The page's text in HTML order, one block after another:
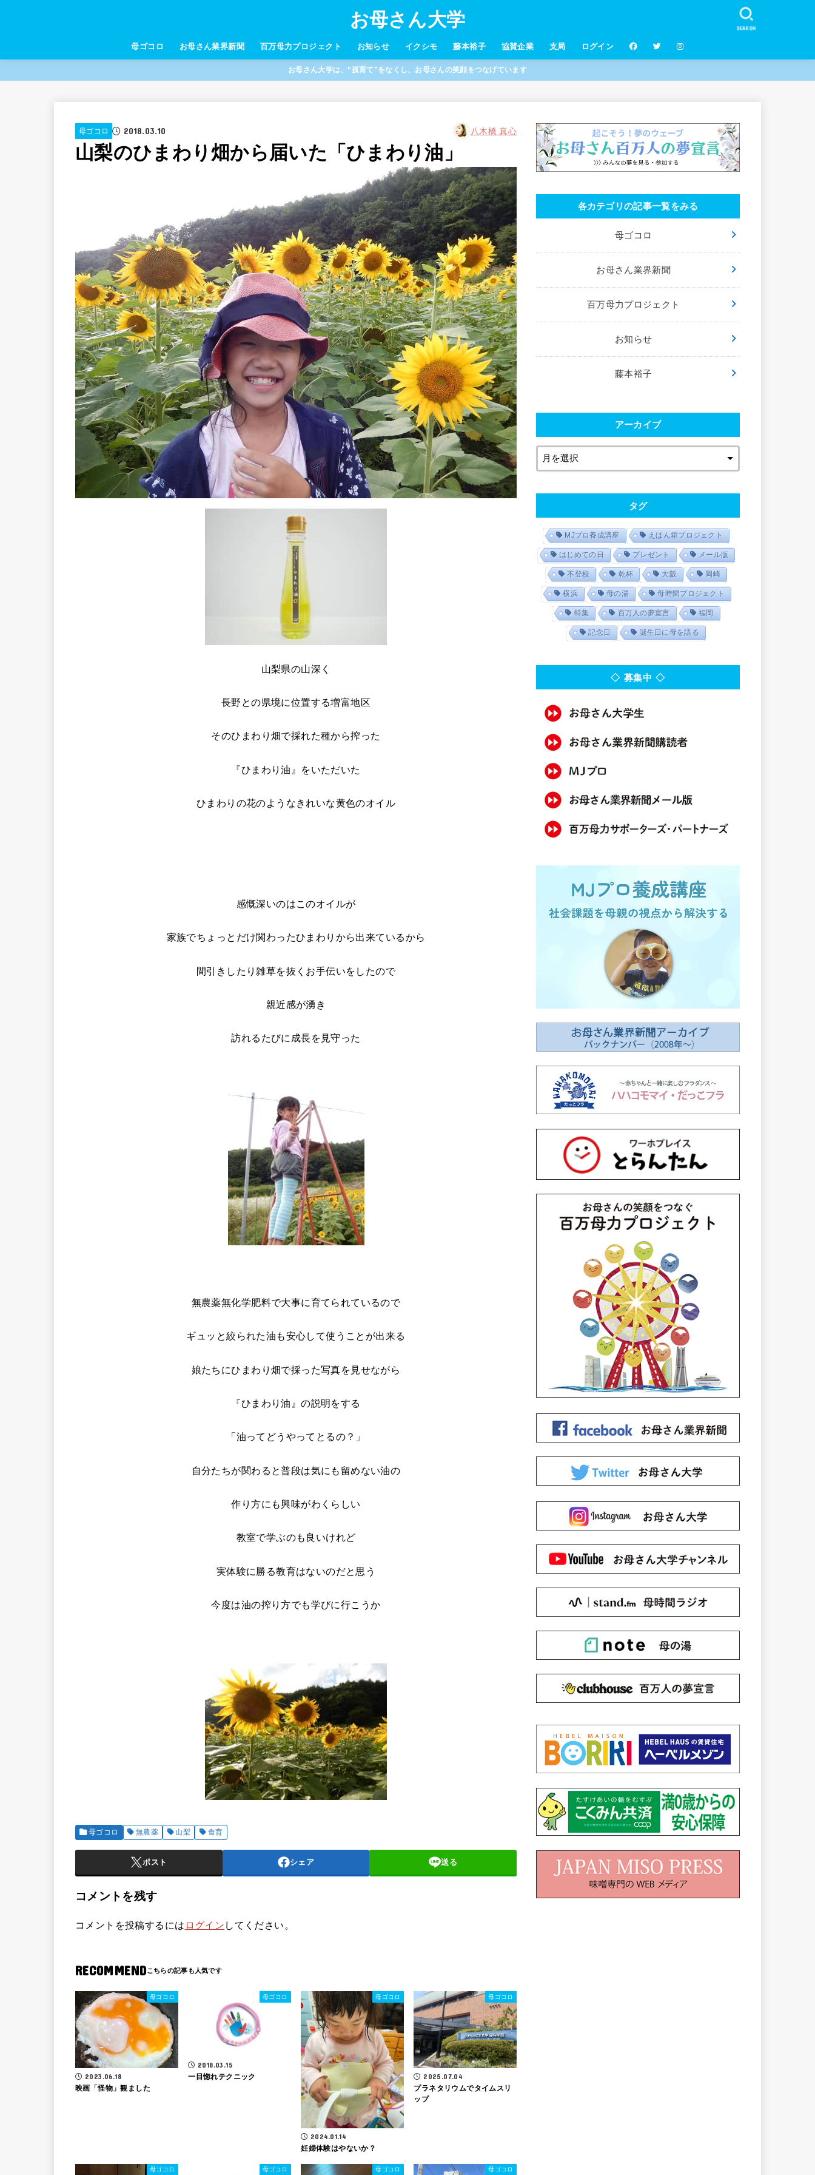
お母さん大学
母ゴコロ お母さん業界新聞 百万母力プロジェクト お知らせ イクシモ 藤本裕子 協賛企業 支局 ログイン
SEARCH
お母さん大学は、“孤育て”をなくし、お母さんの笑顔をつなげています
母ゴコロ 2018.03.10 八木橋 真心
山梨のひまわり畑から届いた「ひまわり油」
山梨県の山深く
長野との県境に位置する増富地区
そのひまわり畑で採れた種から搾った
『ひまわり油』をいただいた
ひまわりの花のようなきれいな黄色のオイル
感慨深いのはこのオイルが
家族でちょっとだけ関わったひまわりから出来ているから
間引きしたり雑草を抜くお手伝いをしたので
親近感が湧き
訪れるたびに成長を見守った
無農薬無化学肥料で大事に育てられているので
ギュッと絞られた油も安心して使うことが出来る
娘たちにひまわり畑で採った写真を見せながら
『ひまわり油』の説明をする
「油ってどうやってとるの？」
自分たちが関わると普段は気にも留めない油の
作り方にも興味がわくらしい
教室で学ぶのも良いけれど
実体験に勝る教育はないのだと思う
今度は油の搾り方でも学びに行こうか
母ゴコロ 無農薬 山梨 食育
ポスト シェア 送る
コメントを残す
コメントを投稿するには ログイン してください。
RECOMMEND
母ゴコロ
2023.06.18
映画「怪物」観ました
母ゴコロ
2018.03.15
一目惚れテクニック
母ゴコロ
2024.01.14
妊婦体験はやないか？
母ゴコロ
2025.07.04
プラネタリウムでタイムスリ
ップ
母ゴコロ 母ゴコロ 母ゴコロ 母ゴコロ
各カテゴリの記事一覧をみる
母ゴコロ
お母さん業界新聞
百万母力プロジェクト
お知らせ
藤本裕子
アーカイブ
タグ
MJプロ養成講座 えほん箱プロジェクト
はじめての日 プレゼント メール版
不登校 乾杯 大阪 岡崎
横浜 母の湯 母時間プロジェクト
特集 百万人の夢宣言 福岡
記念日 誕生日に母を語る
◇ 募集中 ◇